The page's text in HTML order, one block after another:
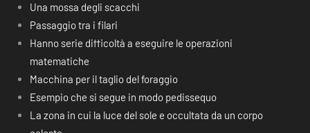
Una mossa degli scacchi
Passaggio tra i filari
Hanno serie difficoltà a eseguire le operazioni
matematiche
Macchina per il taglio del foraggio
Esempio che si segue in modo pedissequo
La zona in cui la luce del sole e occultata da un corpo